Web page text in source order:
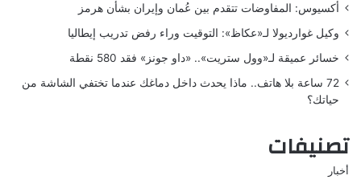
أكسيوس: المفاوضات تتقدم بين عُمان وإيران بشأن هرمز
وكيل غوارديولا لـ«عكاظ»: التوقيت وراء رفض تدريب إيطاليا
خسائر عميقة لـ«وول ستريت».. «داو جونز» فقد 580 نقطة
72 ساعة بلا هاتف.. ماذا يحدث داخل دماغك عندما تختفي الشاشة من
حياتك؟
تصنيفات
أخبار